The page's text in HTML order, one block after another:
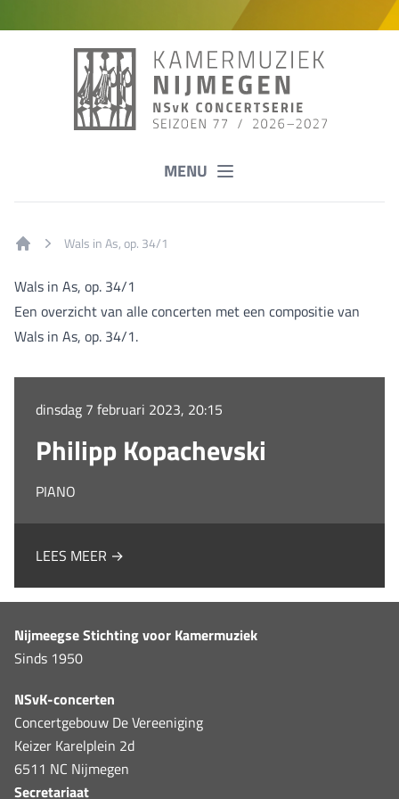
MENU
Wals in As, op. 34/1
Wals in As, op. 34/1
Een overzicht van alle concerten met een compositie van
Wals in As, op. 34/1.
dinsdag 7 februari 2023, 20:15
Philipp Kopachevski
PIANO
LEES MEER →
Nijmeegse Stichting voor Kamermuziek
Sinds 1950
NSvK-concerten
Concertgebouw De Vereeniging
Keizer Karelplein 2d
6511 NC Nijmegen
Secretariaat